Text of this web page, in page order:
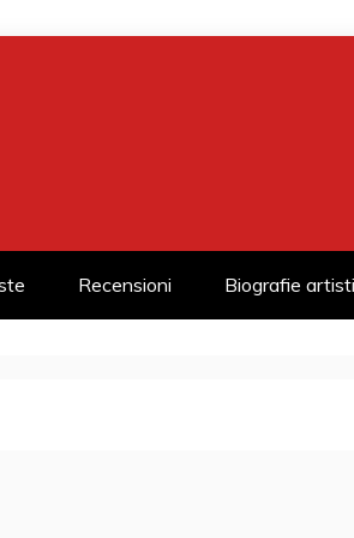
Recensioni Biografie artisti